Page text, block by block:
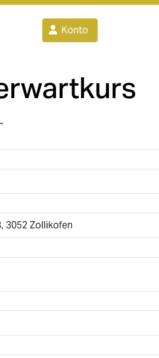
Konto
3052 Zollikofen